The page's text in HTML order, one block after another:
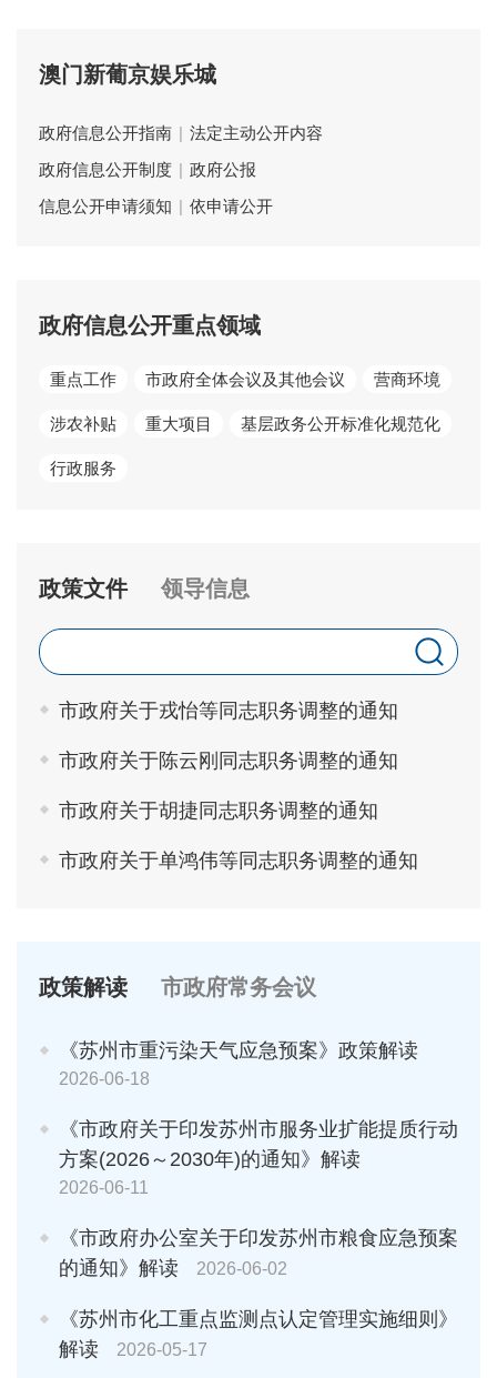
澳门新葡京娱乐城
政府信息公开指南 | 法定主动公开内容
政府信息公开制度 | 政府公报
信息公开申请须知 | 依申请公开
政府信息公开重点领域
重点工作 市政府全体会议及其他会议 营商环境
涉农补贴 重大项目 基层政务公开标准化规范化
行政服务
政策文件 领导信息
市政府关于戎怡等同志职务调整的通知
市政府关于陈云刚同志职务调整的通知
市政府关于胡捷同志职务调整的通知
市政府关于单鸿伟等同志职务调整的通知
政策解读 市政府常务会议
《苏州市重污染天气应急预案》政策解读
2026-06-18
《市政府关于印发苏州市服务业扩能提质行动
方案(2026～2030年)的通知》解读
2026-06-11
《市政府办公室关于印发苏州市粮食应急预案
的通知》解读
2026-06-02
《苏州市化工重点监测点认定管理实施细则》
解读
2026-05-17